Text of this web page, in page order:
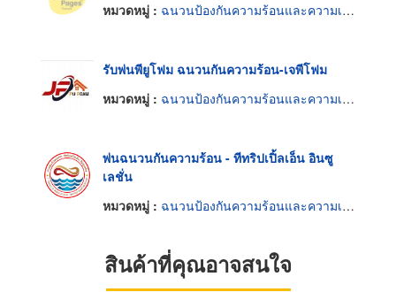
หมวดหมู่ : ฉนวนป้องกันความร้อนและความเย็น
รับพ่นพียูโฟม ฉนวนกันความร้อน-เจพีโฟม
หมวดหมู่ : ฉนวนป้องกันความร้อนและความเย็น
พ่นฉนวนกันความร้อน - ทีทริปเปิ้ลเอ็น อินซู
เลชั่น
หมวดหมู่ : ฉนวนป้องกันความร้อนและความเย็น
สินค้าที่คุณอาจสนใจ